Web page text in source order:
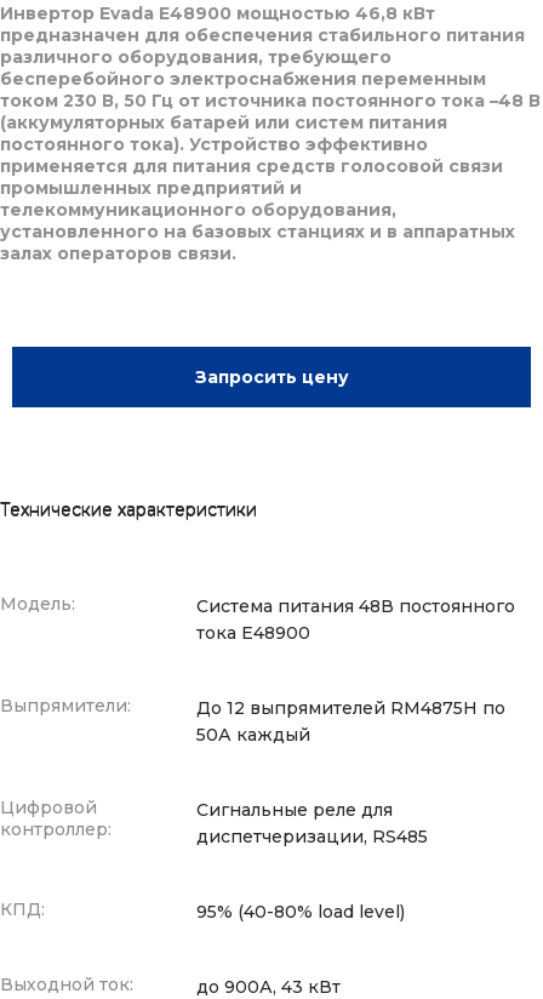
Инвертор Evada E48900 мощностью 46,8 кВт
предназначен для обеспечения стабильного питания
различного оборудования, требующего
бесперебойного электроснабжения переменным
током 230 В, 50 Гц от источника постоянного тока –48 В
(аккумуляторных батарей или систем питания
постоянного тока). Устройство эффективно
применяется для питания средств голосовой связи
промышленных предприятий и
телекоммуникационного оборудования,
установленного на базовых станциях и в аппаратных
залах операторов связи.
Запросить цену
Технические характеристики
Модель:
Система питания 48В постоянного
тока E48900
Выпрямители:
До 12 выпрямителей RM4875H по
50А каждый
Цифровой
контроллер:
Сигнальные реле для
диспетчеризации, RS485
КПД: 95% (40-80% load level)
Выходной ток: до 900А, 43 кВт